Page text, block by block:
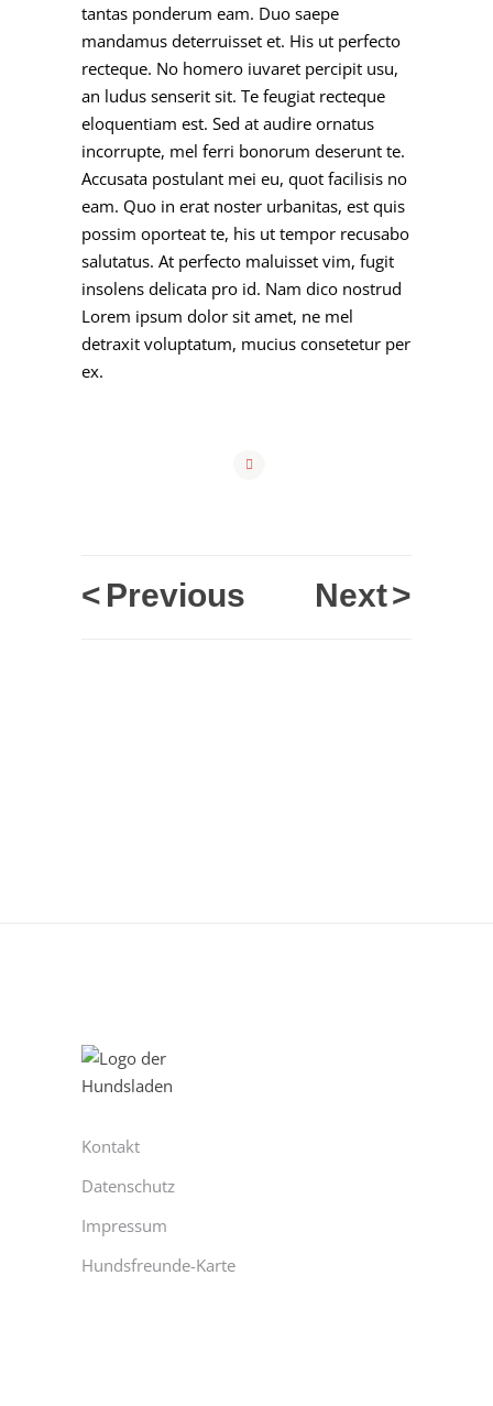
tantas ponderum eam. Duo saepe
mandamus deterruisset et. His ut perfecto
recteque. No homero iuvaret percipit usu,
an ludus senserit sit. Te feugiat recteque
eloquentiam est. Sed at audire ornatus
incorrupte, mel ferri bonorum deserunt te.
Accusata postulant mei eu, quot facilisis no
eam. Quo in erat noster urbanitas, est quis
possim oporteat te, his ut tempor recusabo
salutatus. At perfecto maluisset vim, fugit
insolens delicata pro id. Nam dico nostrud
Lorem ipsum dolor sit amet, ne mel
detraxit voluptatum, mucius consetetur per
ex.
< Previous >
Next
Kontakt
Datenschutz
Impressum
Hundsfreunde-Karte